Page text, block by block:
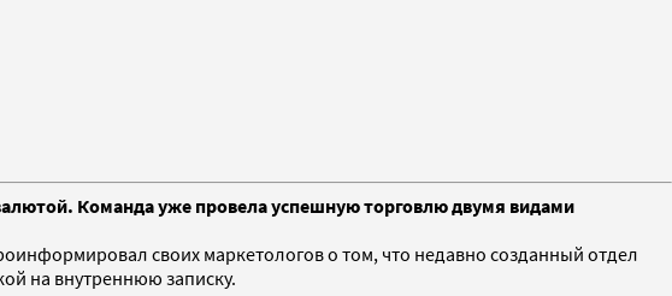
Команда уже провела успешную торговлю двумя видами
своих маркетологов о том, что недавно созданный отдел
на внутреннюю записку.